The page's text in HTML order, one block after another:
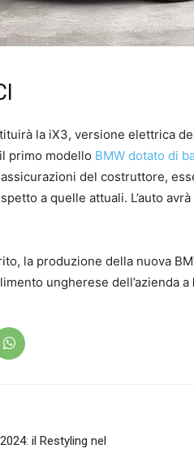
la iX3, versione elettrica
primo modello BMW dotato di
del costruttore,
a quelle attuali. L’auto
la produzione della nuova
ungherese dell’azienda a
il Restyling nel